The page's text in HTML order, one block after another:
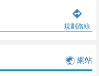
規劃路線
網站